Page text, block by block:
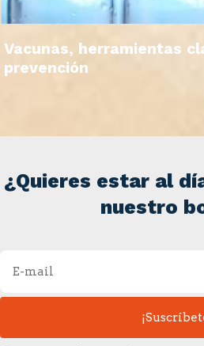
Vacunas, herramientas
prevención
¿Quieres estar al
nuestro